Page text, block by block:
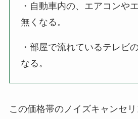
・自動車内の、エアコンや
無くなる。
・部屋で流れているテレビ
なる。
この価格帯のノイズキャンセ